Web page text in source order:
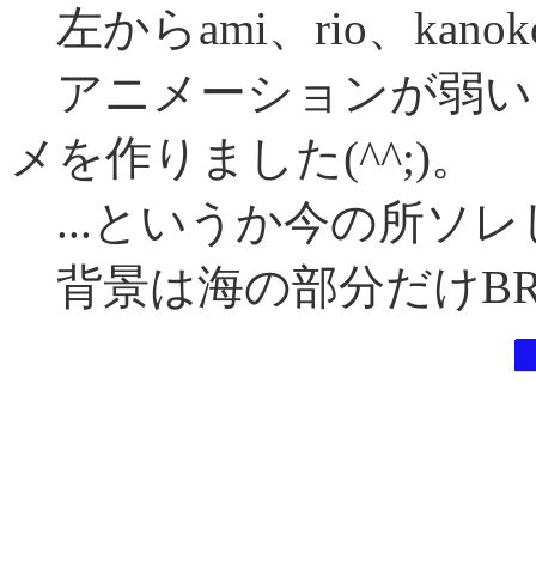
左からami、rio、
アニメーションが弱い
メを作りました(^^;)。
...というか今の所ソレ
背景は海の部分だけ